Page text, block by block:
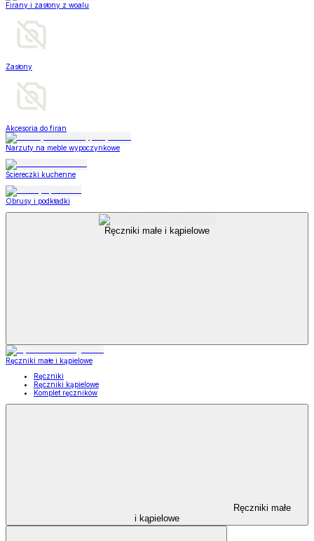
Firany i zasłony z woalu
Zasłony
Akcesoria do firan
Narzuty na meble wypoczynkowe
Ściereczki kuchenne
Obrusy i podkładki
Ręczniki małe i kąpielowe
Ręczniki małe i kąpielowe
Ręczniki
Ręczniki kąpielowe
Komplet ręczników
Ręczniki małe
i kąpielowe